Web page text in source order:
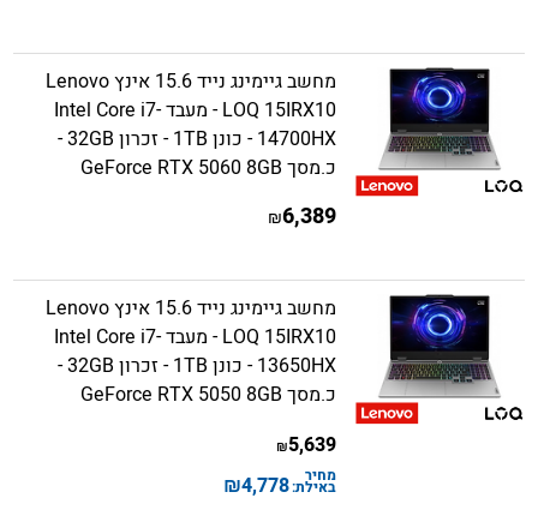
מחשב גיימינג נייד 15.6 אינץ Lenovo
LOQ 15IRX10 - מעבד Intel Core i7-
14700HX - כונן 1TB - זכרון 32GB -
כ.מסך GeForce RTX 5060 8GB
6,389
₪
מחשב גיימינג נייד 15.6 אינץ Lenovo
LOQ 15IRX10 - מעבד Intel Core i7-
13650HX - כונן 1TB - זכרון 32GB -
כ.מסך GeForce RTX 5050 8GB
5,639
₪
מחיר
באילת:4,778
₪